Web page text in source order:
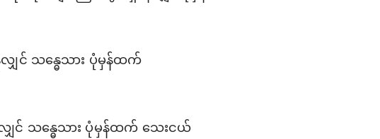
ျှင် သန္ဓေသား ပုံမှန်ထက်
ျှင် သန္ဓေသား ပုံမှန်ထက် သေးငယ်